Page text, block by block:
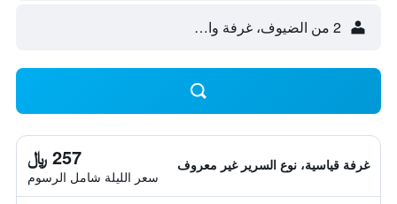
2 من الضيوف، غرفة واحدة
غرفة قياسية، نوع السرير غير معروف 257 ﷼
سعر الليلة شامل الرسوم